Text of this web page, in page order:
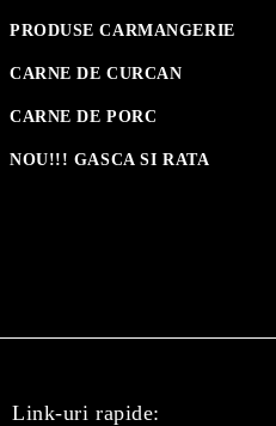
PRODUSE CARMANGERIE
CARNE DE CURCAN
CARNE DE PORC
NOU!!! GASCA SI RATA
Link-uri rapide: